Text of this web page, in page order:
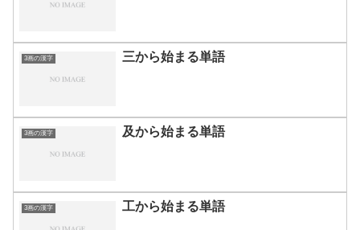
3画の漢字 三から始まる単語
3画の漢字 及から始まる単語
3画の漢字 工から始まる単語